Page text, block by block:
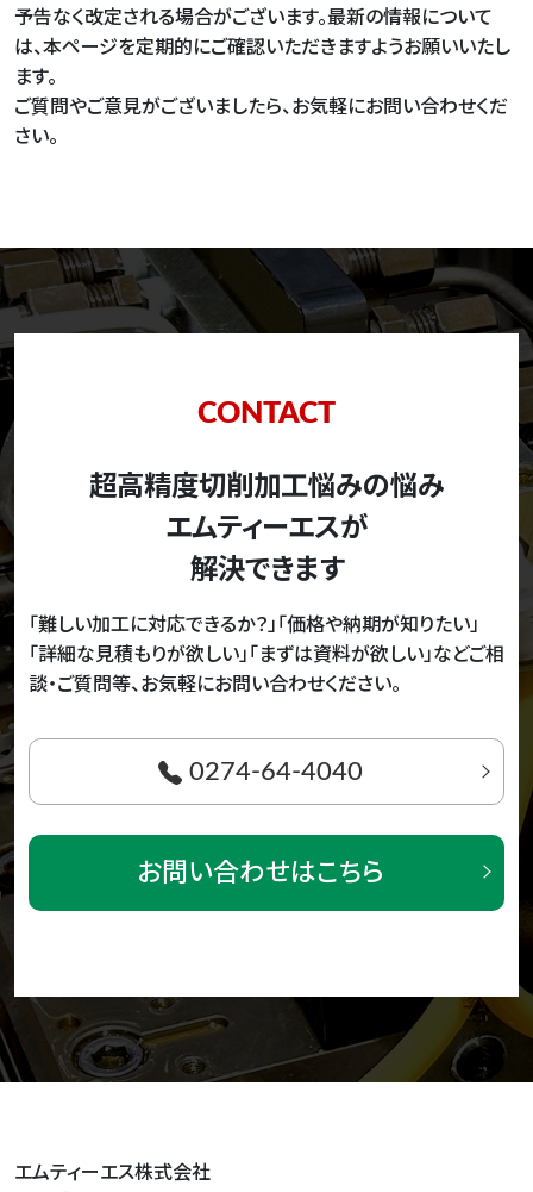
予告なく改定される場合がございます。最新の情報について
は、本ページを定期的にご確認いただきますようお願いいたし
ます。
ご質問やご意見がございましたら、お気軽にお問い合わせくだ
さい。
CONTACT
超高精度切削加工悩みの悩み
エムティーエスが
解決できます
「難しい加工に対応できるか？」「価格や納期が知りたい」
「詳細な見積もりが欲しい」「まずは資料が欲しい」などご相
談・ご質問等、お気軽にお問い合わせください。
0274-64-4040
お問い合わせはこちら
エムティーエス株式会社